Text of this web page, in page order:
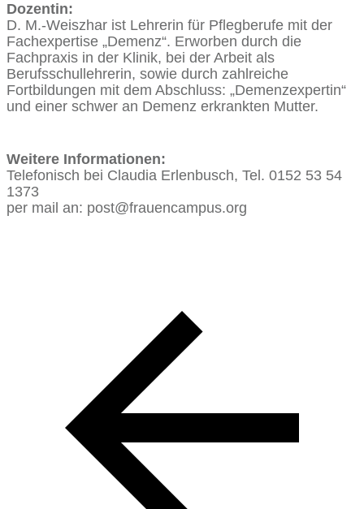
Dozentin:
D. M.-Weiszhar ist Lehrerin für Pflegberufe mit der
Fachexpertise „Demenz“. Erworben durch die
Fachpraxis in der Klinik, bei der Arbeit als
Berufsschullehrerin, sowie durch zahlreiche
Fortbildungen mit dem Abschluss: „Demenzexpertin“
und einer schwer an Demenz erkrankten Mutter.
Weitere Informationen:
Telefonisch bei Claudia Erlenbusch, Tel. 0152 53 54
1373
per mail an: post@frauencampus.org